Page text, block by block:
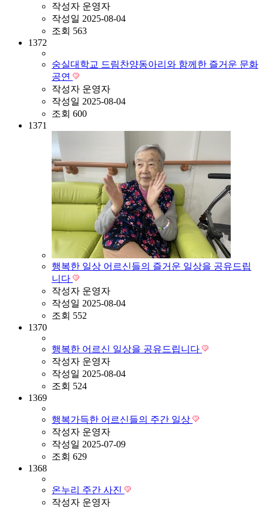
작성자 운영자
작성일 2025-08-04
조회 563
1372
숭실대학교 드림찬양동아리와 함께한 즐거운 문화
공연
작성자 운영자
작성일 2025-08-04
조회 600
1371
행복한 일상 어르신들의 즐거운 일상을 공유드립
니다
작성자 운영자
작성일 2025-08-04
조회 552
1370
행복한 어르신 일상을 공유드립니다
작성자 운영자
작성일 2025-08-04
조회 524
1369
행복가득한 어르신들의 주간 일상
작성자 운영자
작성일 2025-07-09
조회 629
1368
온누리 주간 사진
작성자 운영자